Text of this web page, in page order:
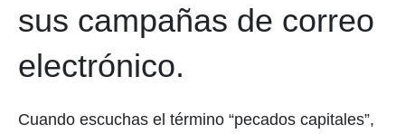
sus campañas de correo
electrónico.
Cuando escuchas el término “pecados capitales”,